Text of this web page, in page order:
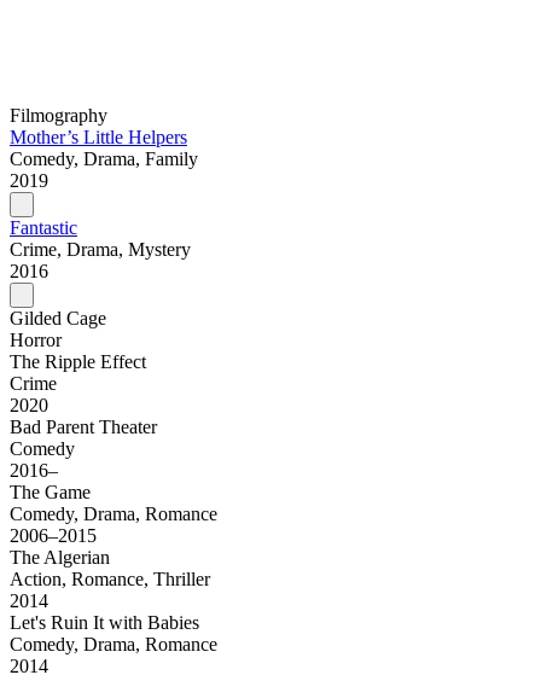
Filmography
Mother’s Little Helpers
Comedy, Drama, Family
2019
Fantastic
Crime, Drama, Mystery
2016
Gilded Cage
Horror
The Ripple Effect
Crime
2020
Bad Parent Theater
Comedy
2016–
The Game
Comedy, Drama, Romance
2006–2015
The Algerian
Action, Romance, Thriller
2014
Let's Ruin It with Babies
Comedy, Drama, Romance
2014